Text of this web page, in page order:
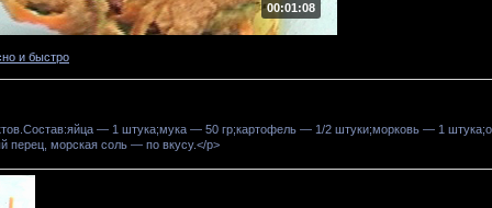
00:01:08
и быстро
— 1 штука;мука — 50 гр;картофель — 1/2 штуки;морковь — 1
перец, морская соль — по вкусу.</p>